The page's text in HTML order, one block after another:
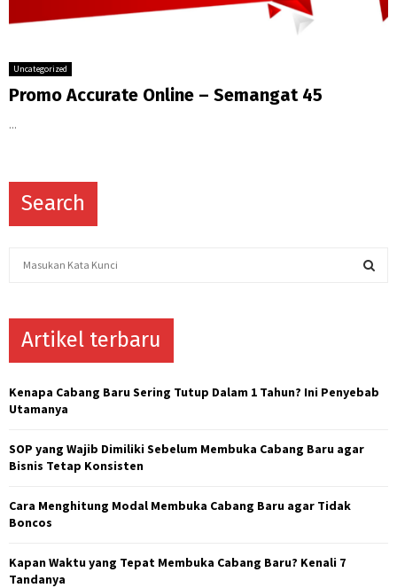
Uncategorized
Promo Accurate Online – Semangat 45
...
Search
f
o
r
Artikel terbaru
Kenapa Cabang Baru Sering Tutup Dalam 1 Tahun? Ini Penyebab
Utamanya
SOP yang Wajib Dimiliki Sebelum Membuka Cabang Baru agar
Bisnis Tetap Konsisten
Cara Menghitung Modal Membuka Cabang Baru agar Tidak
Boncos
Kapan Waktu yang Tepat Membuka Cabang Baru? Kenali 7
Tandanya